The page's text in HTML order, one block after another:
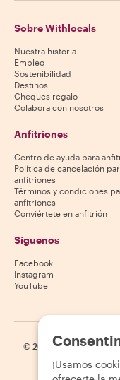
Sobre Withlocals
Nuestra historia
Empleo
Sostenibilidad
Destinos
Cheques regalo
Colabora con nosotros
Anfitriones
Centro de ayuda para
Política de cancelación
anfitriones
Términos y condiciones
anfitriones
Conviértete en anfitrión
Síguenos
Facebook
Instagram
YouTube
© 2026 Withlocals.com |
¡Usamos